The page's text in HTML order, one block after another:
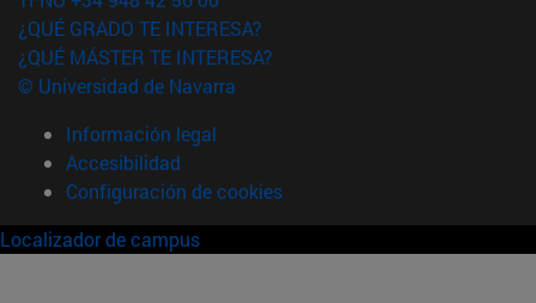
¿QUÉ GRADO TE INTERESA?
¿QUÉ MÁSTER TE INTERESA?
© Universidad de Navarra
Información legal
Accesibilidad
Configuración de cookies
Localizador de campus